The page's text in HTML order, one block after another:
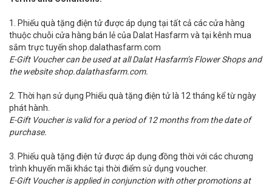
1. Phiếu quà tặng điện tử được áp dụng tại tất cả các cửa hàng
thuộc chuỗi cửa hàng bán lẻ của Dalat Hasfarm và tại kênh mua
sắm trực tuyến shop.dalathasfarm.com
E-Gift Voucher can be used at all Dalat Hasfarm’s Flower Shops and
the website shop.dalathasfarm.com.
2. Thời hạn sử dụng Phiếu quà tặng điện tử là 12 tháng kể từ ngày
phát hành.
E-Gift Voucher is valid for a period of 12 months from the date of
purchase.
3. Phiếu quà tặng điện tử được áp dụng đồng thời với các chương
trình khuyến mãi khác tại thời điểm sử dụng voucher.
E-Gift Voucher is applied in conjunction with other promotions at